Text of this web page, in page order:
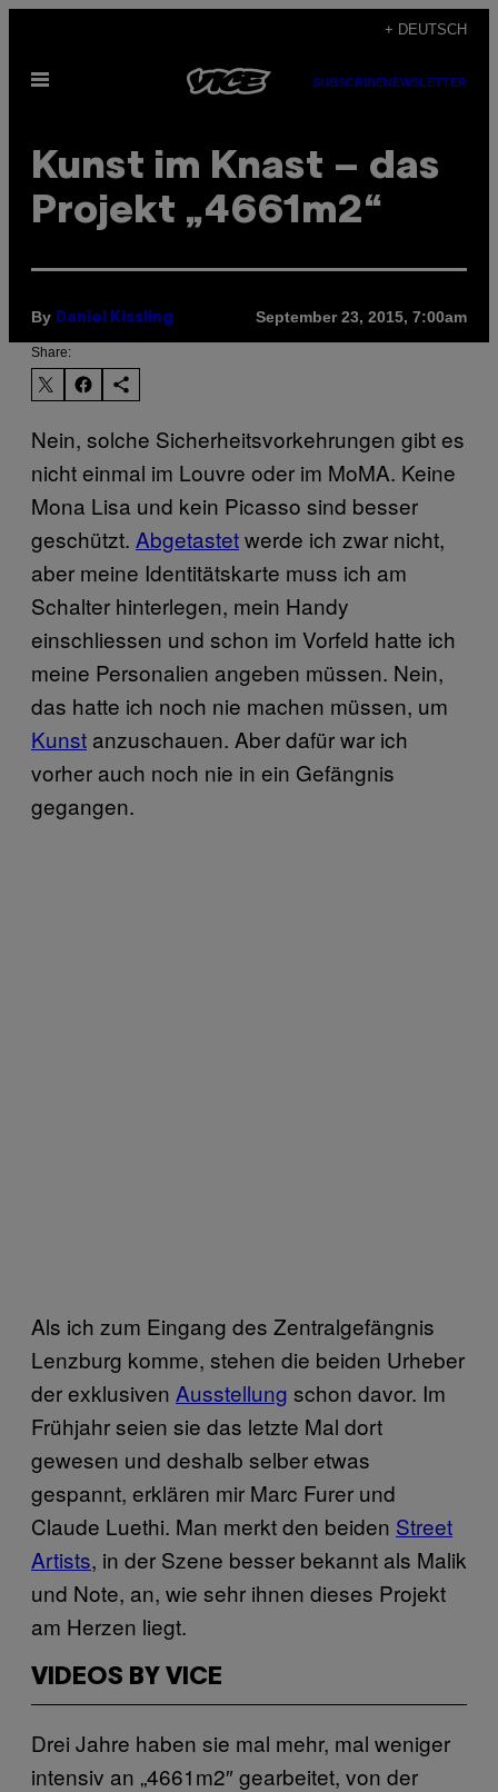
content
+ DEUTSCH
Open
SUBSCRIBENEWSLETTER
Kunst im Knast – das
Projekt „4661m2“
By Daniel Kissling September 23, 2015, 7:00am
Share:
Nein, solche Sicherheitsvorkehrungen gibt es
nicht einmal im Louvre oder im MoMA. Keine
Mona Lisa und kein Picasso sind besser
geschützt. Abgetastetwerde ich zwar nicht,
aber meine Identitätskarte muss ich am
Schalter hinterlegen, mein Handy
einschliessen und schon im Vorfeld hatte ich
meine Personalien angeben müssen. Nein,
das hatte ich noch nie machen müssen, um
Kunst anzuschauen. Aber dafür war ich
vorher auch noch nie in ein Gefängnis
gegangen.
Als ich zum Eingang des Zentralgefängnis
Lenzburg komme, stehen die beiden Urheber
der exklusiven Ausstellung schon davor. Im
Frühjahr seien sie das letzte Mal dort
gewesen und deshalb selber etwas
gespannt, erklären mir Marc Furer und
Claude Luethi. Man merkt den beiden Street
Artists, in der Szene besser bekannt als Malik
und Note, an, wie sehr ihnen dieses Projekt
am Herzen liegt.
VIDEOS BY VICE
Drei Jahre haben sie mal mehr, mal weniger
intensiv an „4661m2″ gearbeitet, von der